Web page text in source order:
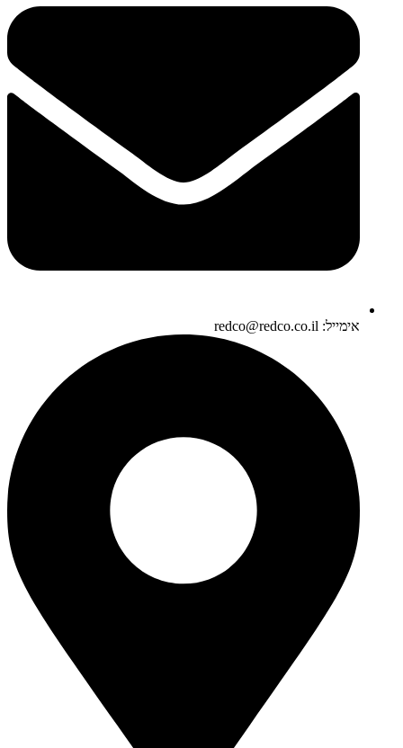
אימייל: redco@redco.co.il